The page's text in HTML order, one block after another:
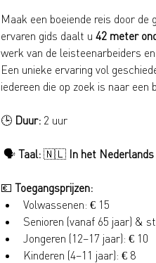
Maak een boeiende reis door de
ervaren gids daalt u 42 meter
werk van de leisteenarbeiders
Een unieke ervaring vol
iedereen die op zoek is naar een
🕒 Duur: 2 uur
🗣️ Taal: 🇳🇱 In het Nederlands
💶 Toegangsprijzen:
Volwassenen: € 15
Senioren (vanaf 65 jaar) &
Jongeren (12–17 jaar): € 10
Kinderen (4–11 jaar): € 8